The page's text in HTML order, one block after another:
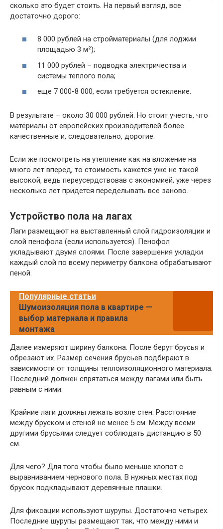
сколько это будет стоить. На первый взгляд, все
достаточно дорого:
8 000 рублей на стройматериалы (для лоджии
площадью 3 м²);
11 000 рублей – подводка электричества и
системы теплого пола;
еще 7 000-8 000, если требуется остекление.
В результате – около 30 000 рублей. Но стоит учесть, что
материалы от европейских производителей более
качественные и, следовательно, дорогие.
Если же посмотреть на утепление как на вложение на
много лет вперед, то стоимость кажется уже не такой
высокой, ведь переусердствовав с экономией, уже через
несколько лет придется переделывать все заново.
Устройство пола на лагах
Лаги размещают на выставленный слой гидроизоляции и
слой пенофола (если используется). Пенофол
укладывают двумя слоями. После завершения укладки
каждый слой по всему периметру балкона обрабатывают
пеной.
Популярные статьи
Шумоизоляция пола в квартире —
выбор материала и правила
монтажа
Далее измеряют ширину балкона. После берут брусья и
обрезают их. Размер сечения брусьев подбирают в
зависимости от толщины теплоизоляционного материала.
Последний должен спрятаться между лагами или быть
равным с ними.
Крайние лаги должны лежать возле стен. Расстояние
между бруском и стеной не менее 5 см. Между всеми
другими брусьями следует соблюдать дистанцию ​​в 50
см.
Для чего? Для того чтобы было меньше хлопот с
выравниванием чернового пола. В нужных местах под
брусок подкладывают деревянные плашки.
Для фиксации используют шурупы. Достаточно четырех.
Последние шурупы размещают так, что между ними и